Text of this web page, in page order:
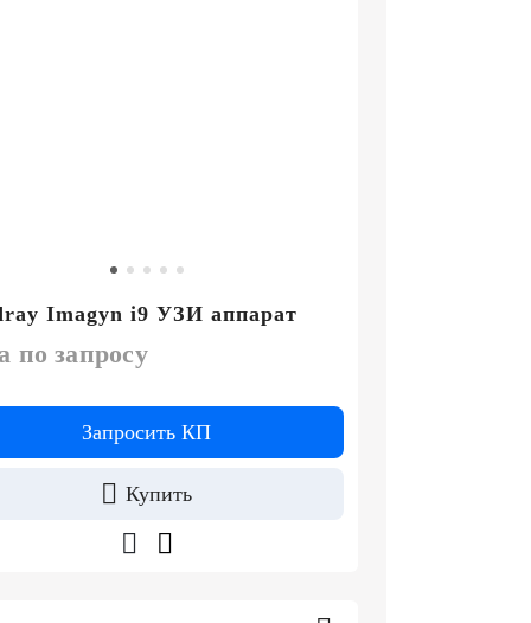
Imagyn i9 УЗИ аппарат
по запросу
Запросить КП
Купить